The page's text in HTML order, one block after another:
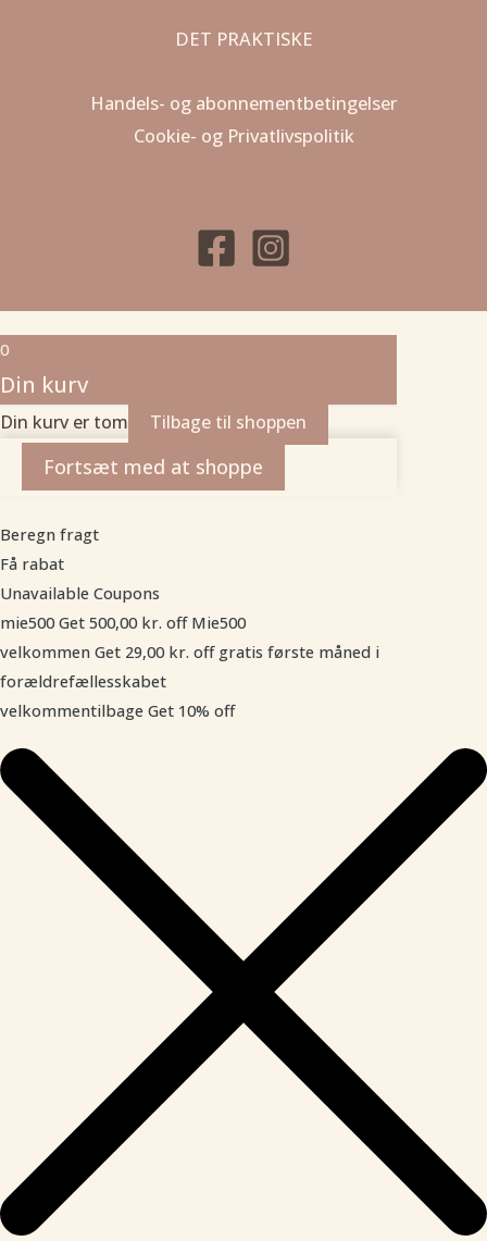
DET PRAKTISKE
Handels- og abonnementbetingelser
Cookie- og Privatlivspolitik
0
Din kurv
Din kurv er tom Tilbage til shoppen
Fortsæt med at shoppe
Beregn fragt
Få rabat
Unavailable Coupons
mie500 Get 500,00 kr. off Mie500
velkommen Get 29,00 kr. off gratis første måned i
forældrefællesskabet
velkommentilbage Get 10% off